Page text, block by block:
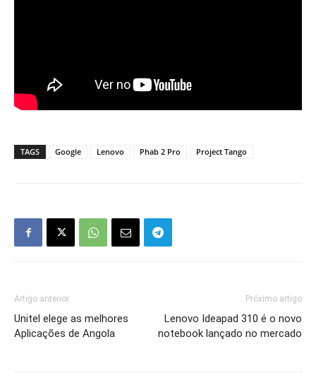
TAGS Google Lenovo Phab 2 Pro Project Tango
Artigo anterior
Unitel elege as melhores
Aplicações de Angola
Próximo artigo
Lenovo Ideapad 310 é o novo
notebook lançado no mercado